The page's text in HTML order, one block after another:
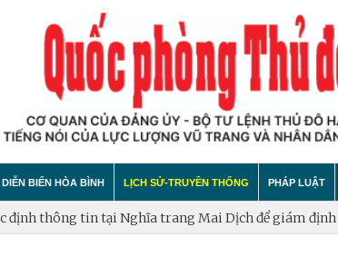
BIẾN HÒA BÌNH LỊCH SỬ-TRUYỀN THỐNG PHÁP LUẬT
tin tại Nghĩa trang Mai Dịch để giám định ADN